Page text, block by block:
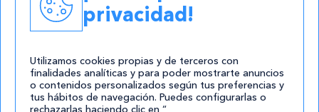
Últimas noticias
Ver todas
privacidad!
Utilizamos cookies propias y de terceros con
finalidades analíticas y para poder mostrarte anuncios
o contenidos personalizados según tus preferencias y
tus hábitos de navegación. Puedes configurarlas o
rechazarlas haciendo clic en “